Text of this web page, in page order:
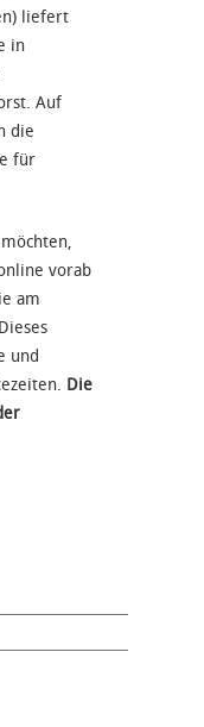
liefert
in
Auf
die
für
vorab
am
und
Die